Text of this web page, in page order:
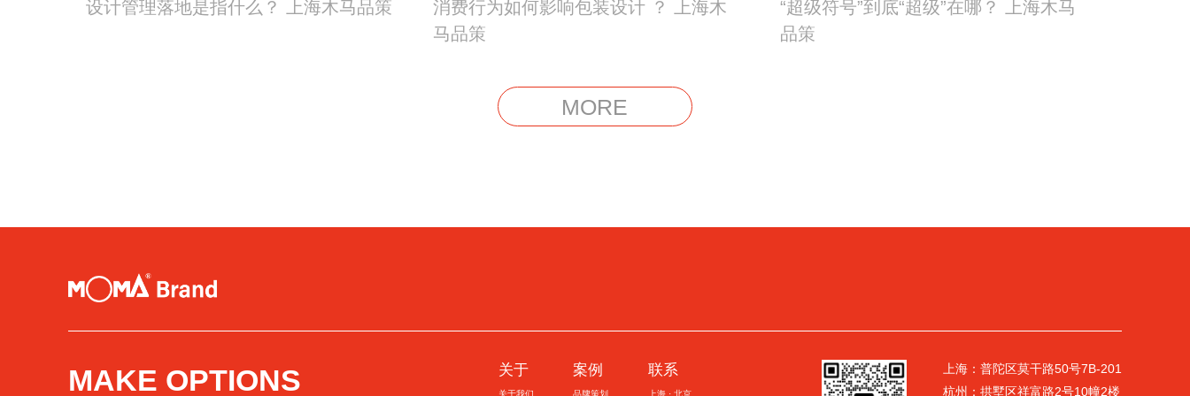
设计管理落地是指什么？ 上海木马品策
消费行为如何影响包装设计 ？ 上海木
马品策
“超级符号”到底“超级”在哪？ 上海木马
品策
MORE
MAKE OPTIONS 关于
关于我们
案例
品牌策划
联系
上海 · 北京
上海：普陀区莫干路50号7B-201
杭州：拱墅区祥富路2号10幢2楼